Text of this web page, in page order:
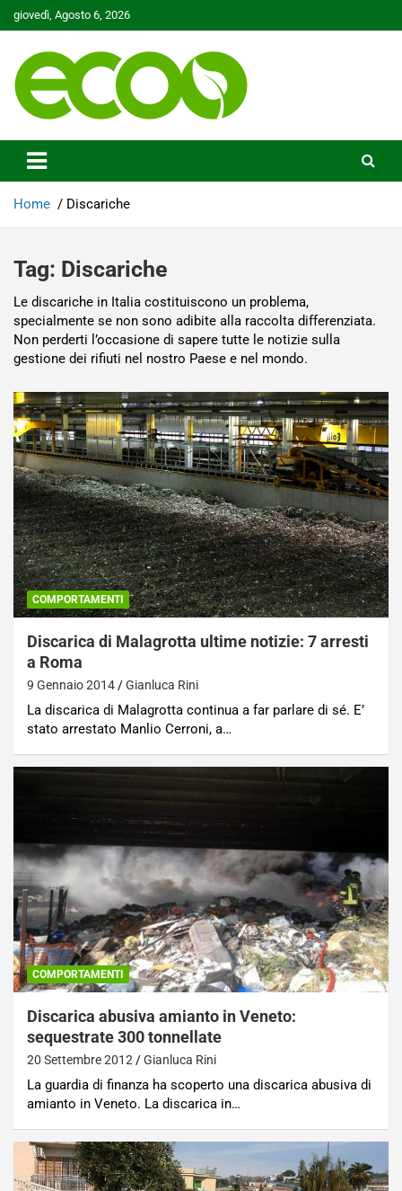
Skip
to
giovedì, Agosto 6, 2026
Ecoo.it
Home Discariche
Tag: Discariche
Le discariche in Italia costituiscono un problema,
specialmente se non sono adibite alla raccolta differenziata.
Non perderti l’occasione di sapere tutte le notizie sulla
gestione dei rifiuti nel nostro Paese e nel mondo.
COMPORTAMENTI
Discarica di Malagrotta ultime notizie: 7 arresti
a Roma
9 Gennaio 2014 Gianluca Rini
La discarica di Malagrotta continua a far parlare di sé. E’
stato arrestato Manlio Cerroni, a…
COMPORTAMENTI
Discarica abusiva amianto in Veneto:
sequestrate 300 tonnellate
20 Settembre 2012 Gianluca Rini
La guardia di finanza ha scoperto una discarica abusiva di
amianto in Veneto. La discarica in…